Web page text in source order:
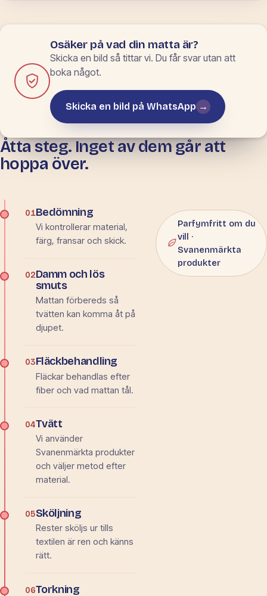
Osäker på vad din matta är?
Skicka en bild så tittar vi. Du får svar utan att
boka något.
Skicka en bild på WhatsApp →
Åtta steg. Inget av dem går att
hoppa över.
01Bedömning
Vi kontrollerar material,
färg, fransar och skick.
02Damm och lös
smuts
Mattan förbereds så
tvätten kan komma åt på
djupet.
03Fläckbehandling
Fläckar behandlas efter
fiber och vad mattan tål.
04Tvätt
Vi använder
Svanenmärkta produkter
och väljer metod efter
material.
05Sköljning
Rester sköljs ur tills
textilen är ren och känns
rätt.
06Torkning
METOD EFTER
MATERIAL
Parfymfritt om du
vill ·
Svanenmärkta
produkter